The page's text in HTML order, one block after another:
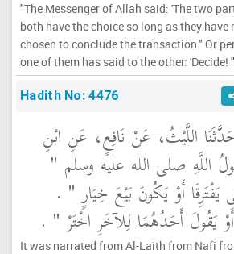
"The Messenger of Allah said: 'The two
both have the choice so long as they have
chosen to conclude the transaction." Or
one of them has said to the other: 'Decide!
Hadith No: 4476
حَدَّثَنَا اللَّيْثُ، عَنْ نَافِعٍ، عَنِ ابْنِ
اللَّهِ صلى الله عليه وسلم ‏"‏
يَفْتَرِقَا أَوْ يَكُونَ بَيْعَ خِيَارٍ ‏"‏ ‏.‏
يَقُولَ أَحَدُهُمَا لِلآخَرِ اخْتَرْ ‏"‏ ‏.‏
It was narrated from Al-Laith from Nafi